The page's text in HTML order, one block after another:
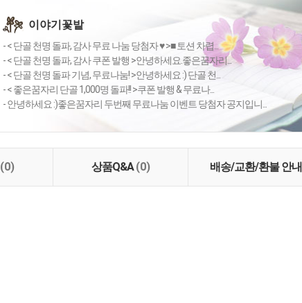
이야기꽃밭
- < 단골 천명 돌파, 감사 무료 나눔 당첨자 ♥ >■ 토션 차렵...
- < 단골 천명 돌파, 감사 쿠폰 발행 >안녕하세요.좋은꿈자리...
- < 단골 천명 돌파 기념, 무료나눔! >안녕하세요 :) 단골 천...
- < 좋은꿈자리 단골 1,000명 돌파!! >쿠폰 발행 & 무료나...
- 안녕하세요 :)좋은꿈자리 두번째 무료나눔 이벤트 당첨자 공지입니...
(0) 상품Q&A(0) 배송/교환/환불 안내